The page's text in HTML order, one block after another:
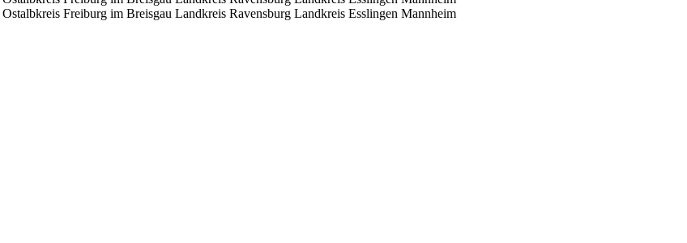
Ostalbkreis Freiburg im Breisgau Landkreis Ravensburg Landkreis Esslingen Mannheim